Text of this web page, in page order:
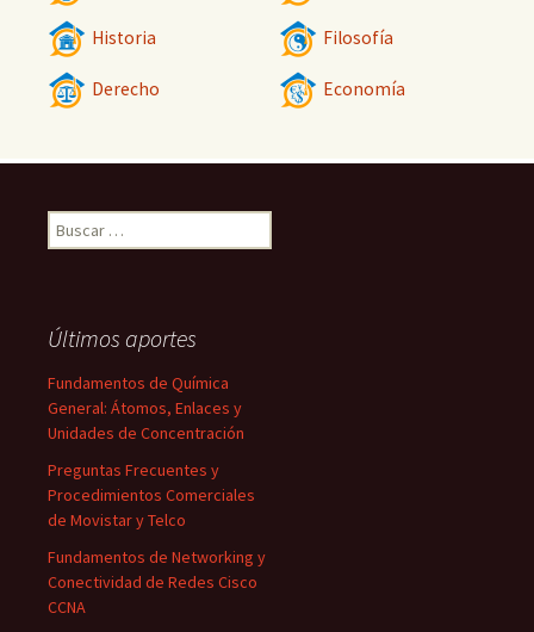
Historia Filosofía
Derecho Economía
Buscar:
Últimos aportes
Fundamentos de Química
General: Átomos, Enlaces y
Unidades de Concentración
Preguntas Frecuentes y
Procedimientos Comerciales
de Movistar y Telco
Fundamentos de Networking y
Conectividad de Redes Cisco
CCNA